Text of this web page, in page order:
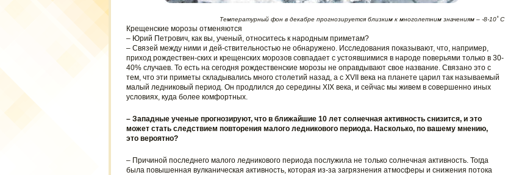
Температурный фон в декабре прогнозируется близким к многолетним значениям – -8-10˚ C
Крещенские морозы отменяются
– Юрий Петрович, как вы, ученый, относитесь к народным приметам?
– Связей между ними и дей-ствительностью не обнаружено. Исследования показывают, что, например,
приход рождествен-ских и крещенских морозов совпадает с устоявшимися в народе поверьями только в 30-
40% случаев. То есть на сегодня рождественские морозы не оправдывают свое название. Связано это с
тем, что эти приметы складывались много столетий назад, а с XVII века на планете царил так называемый
малый ледниковый период. Он продлился до середины XIX века, и сейчас мы живем в совершенно иных
условиях, куда более комфортных.
– Западные ученые прогнозируют, что в ближайшие 10 лет солнечная активность снизится, и это
может стать следствием повторения малого ледникового периода. Насколько, по вашему мнению,
это вероятно?
– Причиной последнего малого ледникового периода послужила не только солнечная активность. Тогда
была повышенная вулканическая активность, которая из-за загрязнения атмосферы и снижения потока